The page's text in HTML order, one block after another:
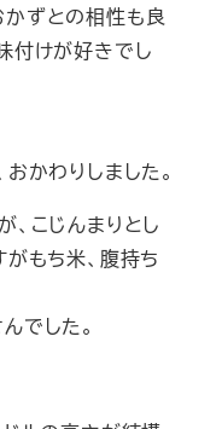
ずとの相性も良
付けが好きでし
かわりしました。
、こじんまりとし
もち米、腹持ち
でした。